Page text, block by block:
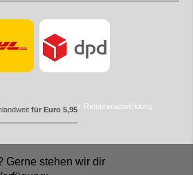
für Euro 5,95 Retourenabwicklung
Gerne stehen wir dir